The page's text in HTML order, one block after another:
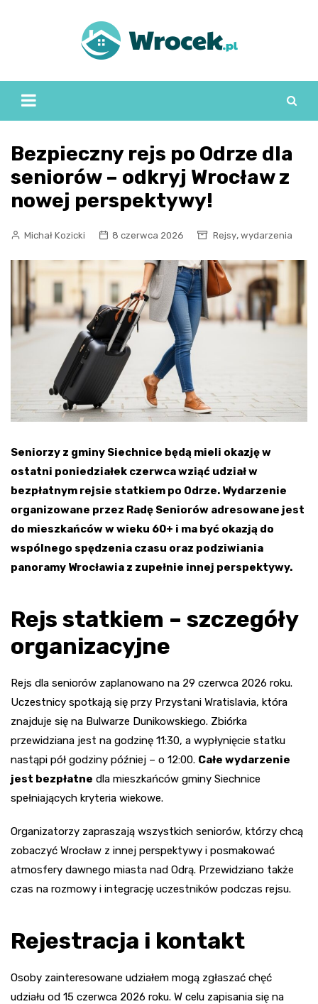
Bezpieczny rejs po Odrze dla
seniorów – odkryj Wrocław z
nowej perspektywy!
Michał Kozicki 8 czerwca 2026 Rejsy, wydarzenia
Seniorzy z gminy Siechnice będą mieli okazję w
ostatni poniedziałek czerwca wziąć udział w
bezpłatnym rejsie statkiem po Odrze. Wydarzenie
organizowane przez Radę Seniorów adresowane jest
do mieszkańców w wieku 60+ i ma być okazją do
wspólnego spędzenia czasu oraz podziwiania
panoramy Wrocławia z zupełnie innej perspektywy.
Rejs statkiem – szczegóły
organizacyjne
Rejs dla seniorów zaplanowano na 29 czerwca 2026 roku.
Uczestnicy spotkają się przy Przystani Wratislavia, która
znajduje się na Bulwarze Dunikowskiego. Zbiórka
przewidziana jest na godzinę 11:30, a wypłynięcie statku
nastąpi pół godziny później – o 12:00. Całe wydarzenie
jest bezpłatne dla mieszkańców gminy Siechnice
spełniających kryteria wiekowe.
Organizatorzy zapraszają wszystkich seniorów, którzy chcą
zobaczyć Wrocław z innej perspektywy i posmakować
atmosfery dawnego miasta nad Odrą. Przewidziano także
czas na rozmowy i integrację uczestników podczas rejsu.
Rejestracja i kontakt
Osoby zainteresowane udziałem mogą zgłaszać chęć
udziału od 15 czerwca 2026 roku. W celu zapisania się na